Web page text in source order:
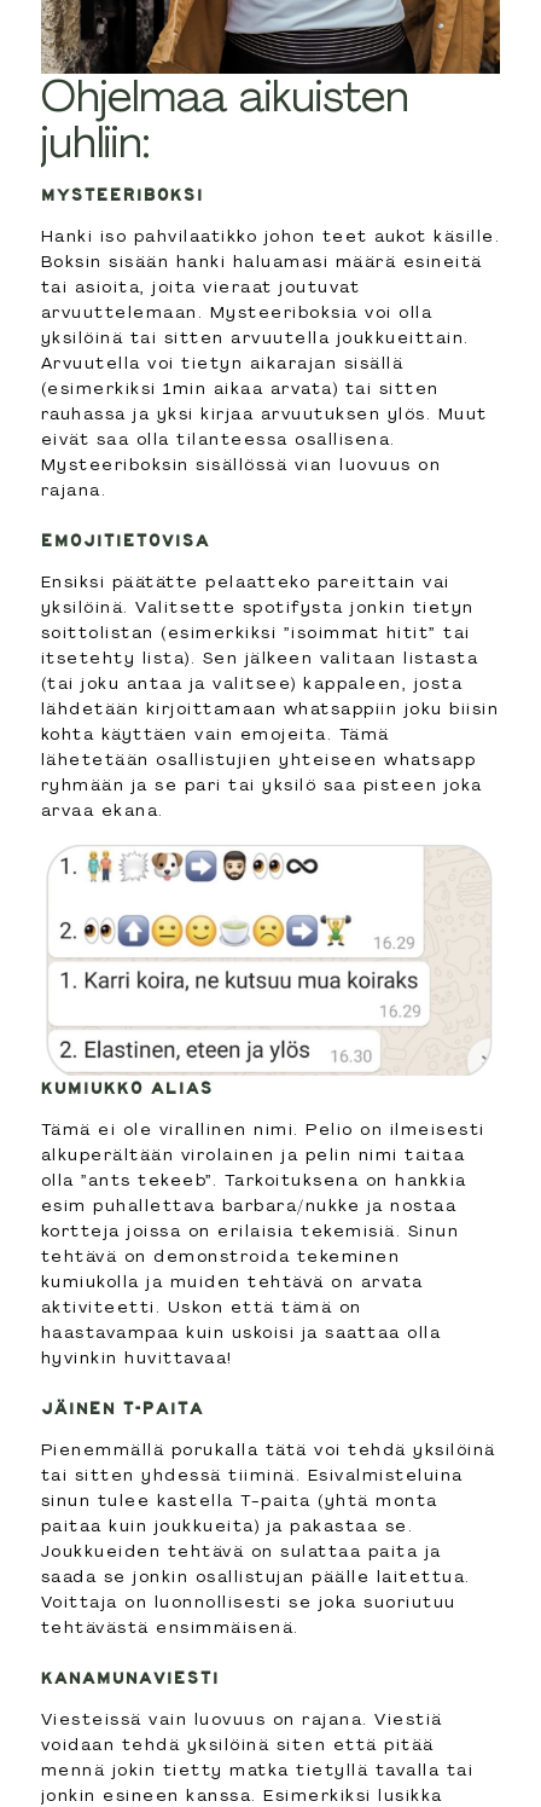
Ohjelmaa aikuisten
juhliin:
MYSTEERIBOKSI
Hanki iso pahvilaatikko johon teet aukot käsille.
Boksin sisään hanki haluamasi määrä esineitä
tai asioita, joita vieraat joutuvat
arvuuttelemaan. Mysteeriboksia voi olla
yksilöinä tai sitten arvuutella joukkueittain.
Arvuutella voi tietyn aikarajan sisällä
(esimerkiksi 1min aikaa arvata) tai sitten
rauhassa ja yksi kirjaa arvuutuksen ylös. Muut
eivät saa olla tilanteessa osallisena.
Mysteeriboksin sisällössä vian luovuus on
rajana.
EMOJITIETOVISA
Ensiksi päätätte pelaatteko pareittain vai
yksilöinä. Valitsette spotifysta jonkin tietyn
soittolistan (esimerkiksi ”isoimmat hitit” tai
itsetehty lista). Sen jälkeen valitaan listasta
(tai joku antaa ja valitsee) kappaleen, josta
lähdetään kirjoittamaan whatsappiin joku biisin
kohta käyttäen vain emojeita. Tämä
lähetetään osallistujien yhteiseen whatsapp
ryhmään ja se pari tai yksilö saa pisteen joka
arvaa ekana.
KUMIUKKO ALIAS
Tämä ei ole virallinen nimi. Pelio on ilmeisesti
alkuperältään virolainen ja pelin nimi taitaa
olla ”ants tekeeb”. Tarkoituksena on hankkia
esim puhallettava barbara/nukke ja nostaa
kortteja joissa on erilaisia tekemisiä. Sinun
tehtävä on demonstroida tekeminen
kumiukolla ja muiden tehtävä on arvata
aktiviteetti. Uskon että tämä on
haastavampaa kuin uskoisi ja saattaa olla
hyvinkin huvittavaa!
JÄINEN T-PAITA
Pienemmällä porukalla tätä voi tehdä yksilöinä
tai sitten yhdessä tiiminä. Esivalmisteluina
sinun tulee kastella T-paita (yhtä monta
paitaa kuin joukkueita) ja pakastaa se.
Joukkueiden tehtävä on sulattaa paita ja
saada se jonkin osallistujan päälle laitettua.
Voittaja on luonnollisesti se joka suoriutuu
tehtävästä ensimmäisenä.
KANAMUNAVIESTI
Viesteissä vain luovuus on rajana. Viestiä
voidaan tehdä yksilöinä siten että pitää
mennä jokin tietty matka tietyllä tavalla tai
jonkin esineen kanssa. Esimerkiksi lusikka